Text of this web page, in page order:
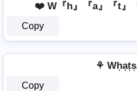
❤️ W『h』『a』『t』
Copy
⚘
Copy